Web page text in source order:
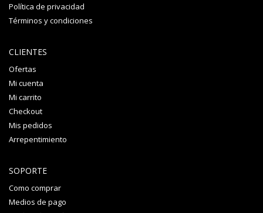
Política de privacidad
Términos y condiciones
CLIENTES
Ofertas
Mi cuenta
Mi carrito
Checkout
Mis pedidos
Arrepentimiento
SOPORTE
Como comprar
Medios de pago